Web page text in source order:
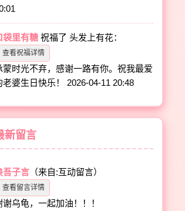
袋里有糖 祝福了头发上有花：
查看祝福详情
蒙时光不弃，感谢一路有你。祝我最爱
老婆生日快乐！
2026-04-11 20:48
新留言
吾子言 （来自:互动留言）
查看留言详情
谢乌龟，一起加油！！！